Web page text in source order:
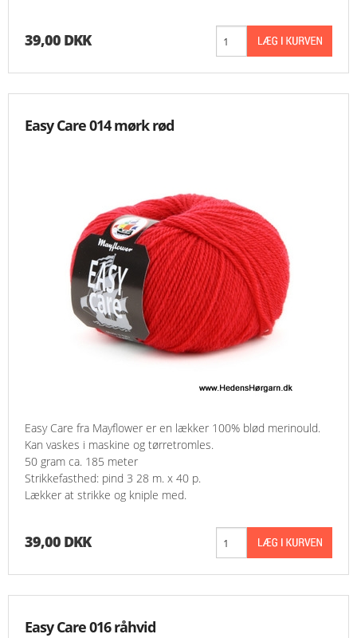
39,00 DKK
Easy Care 014 mørk rød
Easy Care fra Mayflower er en lækker 100% blød merinould.
Kan vaskes i maskine og tørretromles.
50 gram ca. 185 meter
Strikkefasthed: pind 3 28 m. x 40 p.
Lækker at strikke og kniple med.
39,00 DKK
Easy Care 016 råhvid